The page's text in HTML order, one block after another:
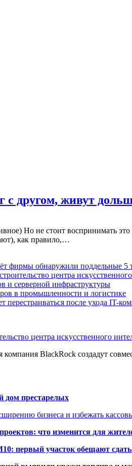
другом, живут
Но не стоит воспринимать
как правило,…
фирмы обнаружили поддельные 5
центра
и серверной инфраструктуры
в промышленности и логистике
после ухода IT-
центра искусственного
BlackRock создадут
дом престарелых
бизнеса и избежать
что изменится для
первый участок обещают сдать